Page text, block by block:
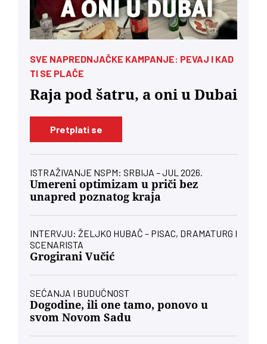
SVE NAPREDNJAČKE KAMPANJE: PEVAJ I KAD
TI SE PLAČE
Raja pod šatru, a oni u Dubai
Pretplati se
ISTRAŽIVANJE NSPM: SRBIJA – JUL 2026.
Umereni optimizam u priči bez
unapred poznatog kraja
INTERVJU: ŽELJKO HUBAČ – PISAC, DRAMATURG I
SCENARISTA
Grogirani Vučić
SEĆANJA I BUDUĆNOST
Dogodine, ili one tamo, ponovo u
svom Novom Sadu